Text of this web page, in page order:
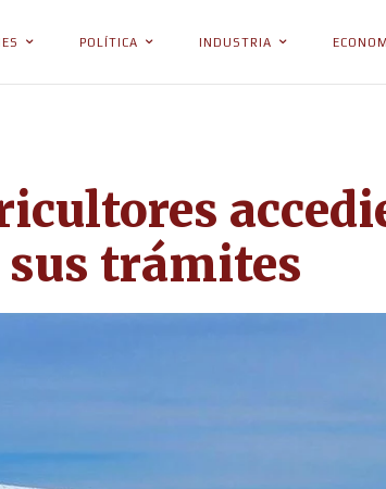
POLÍTICA INDUSTRIA
sus trámites